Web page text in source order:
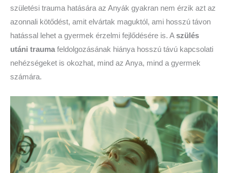
születési trauma hatására az Anyák gyakran nem érzik azt az
azonnali kötődést, amit elvártak maguktól, ami hosszú távon
hatással lehet a gyermek érzelmi fejlődésére is. Aszülés
utáni traumafeldolgozásának hiánya hosszú távú kapcsolati
nehézségeket is okozhat, mind az Anya, mind a gyermek
számára.